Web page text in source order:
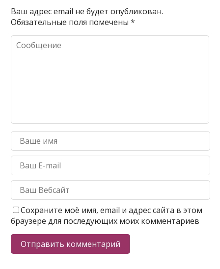
Ваш адрес email не будет опубликован.
Обязательные поля помечены*
Сохраните моё имя, email и адрес сайта в этом
браузере для последующих моих комментариев